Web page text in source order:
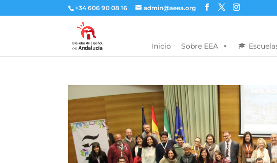
+34 606 90 08 16 admin@aeea.org
Inicio Sobre EEA